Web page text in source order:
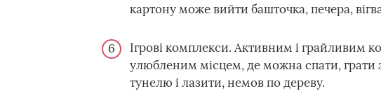
картону може вийти башточка, печера,
Ігрові комплекси. Активним і грайливим
улюбленим місцем, де можна спати, грати з
тунелю і лазити, немов по дереву.